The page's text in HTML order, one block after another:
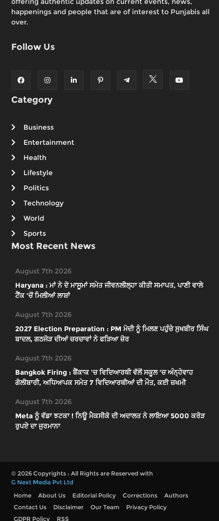
happenings and people that are of interest to Punjabis all
over.
Follow Us
Category
Business
Entertainment
Health
Lifestyle
Politics
Technology
World
Sports
Most Recent News
August 7th 2026
Haryana : ਮਾਂ ਨੇ ਦੋ ਮਾਸੂਮਾਂ ਸਮੇਤ ਜੀਵਨਲੀਲ੍ਹਾ ਕੀਤੀ ਸਮਾਪਤ, ਪਾਣੀ ਵਾਲੇ
ਟੈਂਕ 'ਚੋਂ ਮਿਲੀਆਂ ਲਾਸ਼ਾਂ
August 7th 2026
2027 Election Preparation : PM ਮੋਦੀ ਨੂੰ ਮਿਲਣ ਪਹੁੰਚੇ ਸੁਖਬੀਰ ਸਿੰਘ
ਬਾਦਲ, ਗਠਜੋੜ ਦੀਆਂ ਚਰਚਾਵਾਂ ਨੇ ਫੜਿਆ ਜ਼ੋਰ
August 7th 2026
Bangkok Firing : ਬੈਂਕਾਕ 'ਚ ਵਿਦਿਆਰਥੀ ਵੱਲੋਂ ਸਕੂਲ 'ਚ ਅੰਨ੍ਹੇਵਾਹ
ਗੋਲੀਬਾਰੀ, ਅਧਿਆਪਕ ਸਮੇਤ 7 ਵਿਦਿਆਰਥੀਆਂ ਦੀ ਮੌਤ, ਕਈ ਜ਼ਖਮੀ
August 7th 2026
Meta ਨੂੰ ਵੱਡਾ ਝਟਕਾ ! ਨਿਊ ਮੈਕਸੀਕੋ ਦੀ ਅਦਾਲਤ ਨੇ ਲਾਇਆ 5000 ਕਰੋੜ
ਰੁਪਏ ਦਾ ਜੁਰਮਾਨਾ
© 2026 Copyrights : All Rights are Reserved with
G Next Media Pvt Ltd
Home
About Us Editorial Policy Corrections
Authors
Contact Us
Disclaimer Our Team
Privacy Policy
GDPR Policy
RSS